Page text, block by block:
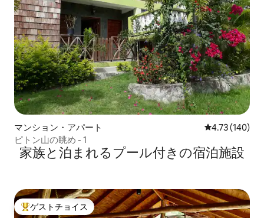
マンション・アパート レビュー140
4.73 (140)
ピトン山の眺め - 1
家族と泊まれるプール付きの宿泊施設
大好評のゲストチョイスです。
ゲストチョイス